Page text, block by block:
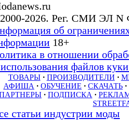
2026. Рег. СМИ ЭЛ N
об
18+
в отношении
файлов
ТОВАРЫ · ПРОИЗВОДИТЕЛИ ·
АФИША · ОБУЧЕНИЕ · СКАЧАТЬ ·
· ПОДПИСКА ·
статьи индустрии моды